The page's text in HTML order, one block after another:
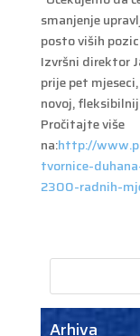
smanjenje
posto viših
Izvršni direktor
prije pet
novoj,
Pročitajte više
na:http://
tvornice-
2300-radnih-
Arhiva